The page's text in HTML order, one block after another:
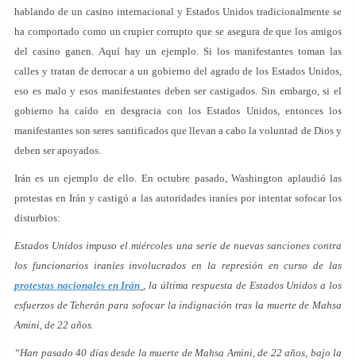
hablando de un casino internacional y Estados Unidos tradicionalmente se
ha comportado como un crupier corrupto que se asegura de que los amigos
del casino ganen. Aquí hay un ejemplo. Si los manifestantes toman las
calles y tratan de derrocar a un gobierno del agrado de los Estados Unidos,
eso es malo y esos manifestantes deben ser castigados. Sin embargo, si el
gobierno ha caído en desgracia con los Estados Unidos, entonces los
manifestantes son seres santificados que llevan a cabo la voluntad de Dios y
deben ser apoyados.
Irán es un ejemplo de ello. En octubre pasado, Washington aplaudió las
protestas en Irán y castigó a las autoridades iraníes por intentar sofocar los
disturbios:
Estados Unidos impuso el miércoles una serie de nuevas sanciones contra
los funcionarios iraníes involucrados en la represión en curso de las
protestas nacionales en Irán , la última respuesta de Estados Unidos a los
esfuerzos de Teherán para sofocar la indignación tras la muerte de Mahsa
Amini, de 22 años.
“Han pasado 40 días desde la muerte de Mahsa Amini, de 22 años, bajo la